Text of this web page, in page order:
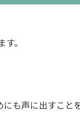
。
も声に出すこと